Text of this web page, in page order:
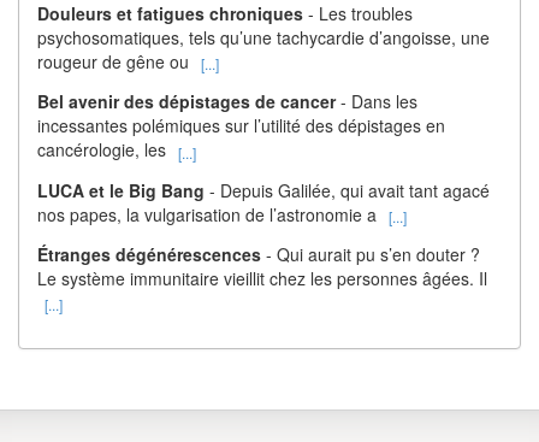
Douleurs et fatigues chroniques - Les troubles
psychosomatiques, tels qu’une tachycardie d’angoisse, une
rougeur de gêne ou
[...]
Bel avenir des dépistages de cancer- Dans les
incessantes polémiques sur l’utilité des dépistages en
cancérologie, les [...]
LUCA et le Big Bang - Depuis Galilée, qui avait tant agacé
nos papes, la vulgarisation de l’astronomie a
[...]
Étranges dégénérescences - Qui aurait pu s’en douter ?
Le système immunitaire vieillit chez les personnes âgées. Il
[...]